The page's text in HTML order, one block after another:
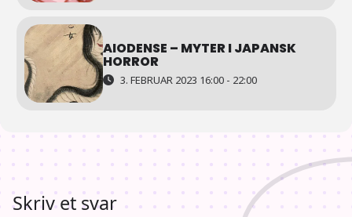
AIODENSE – MYTER I JAPANSK
HORROR
3. FEBRUAR 2023 16:00 - 22:00
Skriv et svar